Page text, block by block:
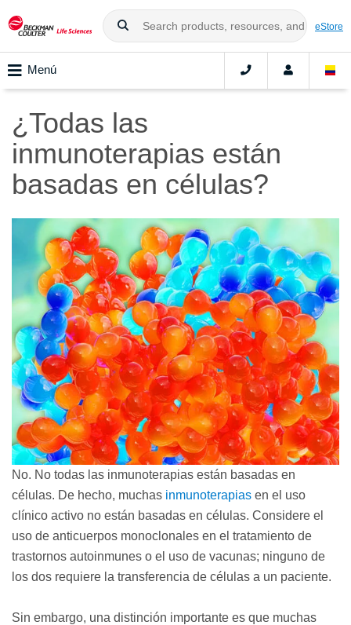
eStore
Menú
¿Todas las
inmunoterapias están
basadas en células?
No. No todas las inmunoterapias están basadas en
células. De hecho, muchas inmunoterapias en el uso
clínico activo no están basadas en células. Considere el
uso de anticuerpos monoclonales en el tratamiento de
trastornos autoinmunes o el uso de vacunas; ninguno de
los dos requiere la transferencia de células a un paciente.
Sin embargo, una distinción importante es que muchas